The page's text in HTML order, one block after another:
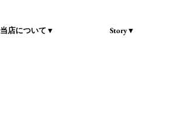
当店について ▾ Story ▾